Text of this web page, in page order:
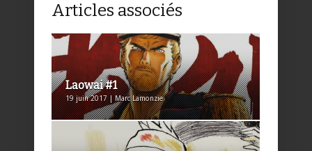
Articles associés
Laowai #1
19 juin 2017 | Marc Lamonzie